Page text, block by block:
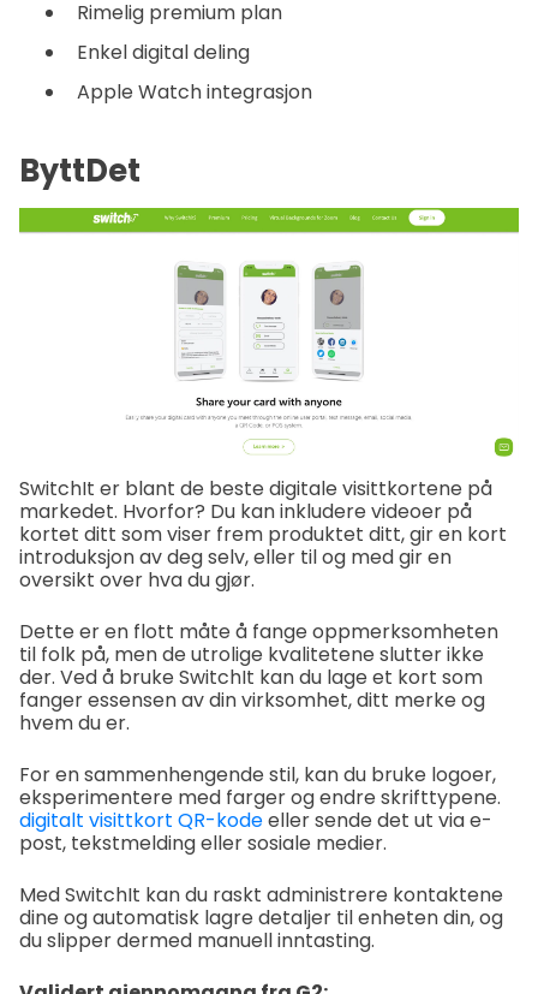
Rimelig premium plan
Enkel digital deling
Apple Watch integrasjon
ByttDet
SwitchIt er blant de beste digitale visittkortene på
markedet. Hvorfor? Du kan inkludere videoer på
kortet ditt som viser frem produktet ditt, gir en kort
introduksjon av deg selv, eller til og med gir en
oversikt over hva du gjør.
Dette er en flott måte å fange oppmerksomheten
til folk på, men de utrolige kvalitetene slutter ikke
der. Ved å bruke SwitchIt kan du lage et kort som
fanger essensen av din virksomhet, ditt merke og
hvem du er.
For en sammenhengende stil, kan du bruke logoer,
eksperimentere med farger og endre skrifttypene.
digitalt visittkort QR-kodeeller sende det ut via e-
post, tekstmelding eller sosiale medier.
Med SwitchIt kan du raskt administrere kontaktene
dine og automatisk lagre detaljer til enheten din, og
du slipper dermed manuell inntasting.